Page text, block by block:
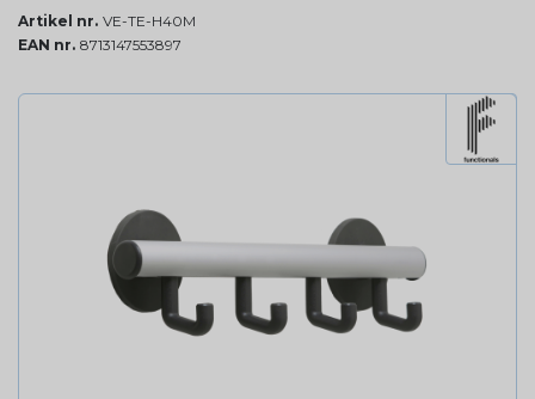
Artikel nr. VE-TE-H40M
EAN nr. 8713147553897